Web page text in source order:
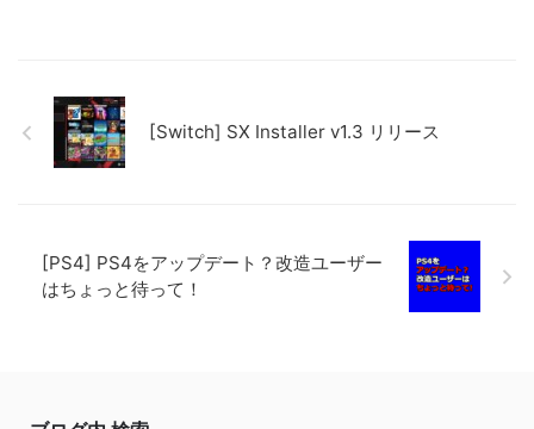
[Switch] SX Installer v1.3 リリース
[PS4] PS4をアップデート？改造ユーザー
はちょっと待って！